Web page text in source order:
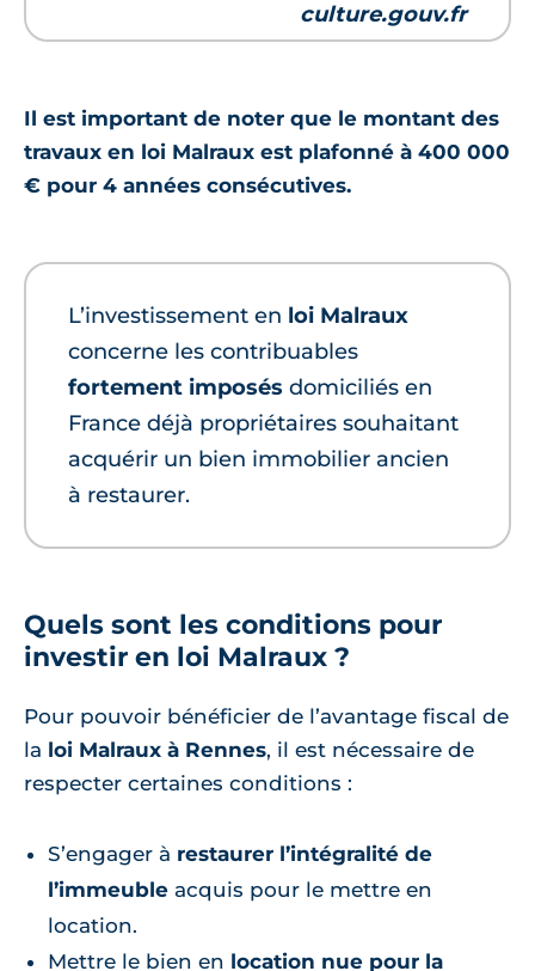
culture.gouv.fr
Il est important de noter que le montant des
travaux en loi Malraux est plafonné à 400 000
€ pour 4 années consécutives.
L’investissement en loi Malraux
concerne les contribuables
fortement imposés domiciliés en
France déjà propriétaires souhaitant
acquérir un bien immobilier ancien
à restaurer.
Quels sont les conditions pour
investir en loi Malraux ?
Pour pouvoir bénéficier de l’avantage fiscal de
la loi Malraux à Rennes, il est nécessaire de
respecter certaines conditions :
S’engager à restaurer l’intégralité de
l’immeuble acquis pour le mettre en
location.
Mettre le bien en location nue pour la